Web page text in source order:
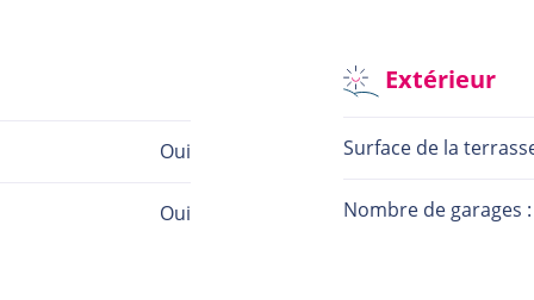
Oui
Oui
Extérieur
Surface de la
Nombre de garages :